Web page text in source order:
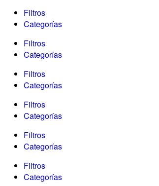
Filtros
Categorías
Filtros
Categorías
Filtros
Categorías
Filtros
Categorías
Filtros
Categorías
Filtros
Categorías